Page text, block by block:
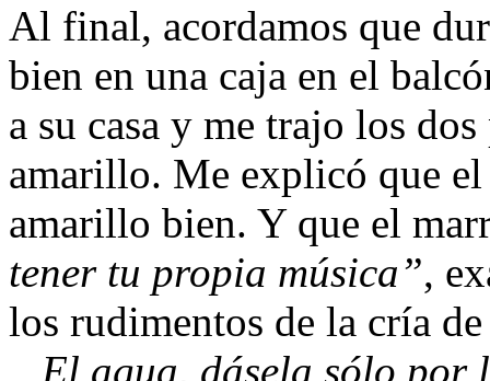
Al final, acordamos que
bien en una caja en el
a su casa y me trajo los
amarillo. Me explicó que
amarillo bien. Y que el
tener tu propia música”,
los rudimentos de la cría
_ El agua, dásela sólo